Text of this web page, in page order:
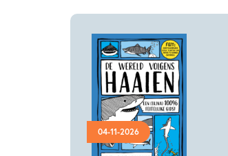
04-11-2026
Hardcover